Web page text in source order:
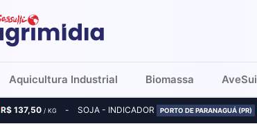
Aquicultura Industrial Biomassa AveSui
R$ 137,50/ KG SOJA - INDICADOR PORTO DE PARANAGUÁ (PR)